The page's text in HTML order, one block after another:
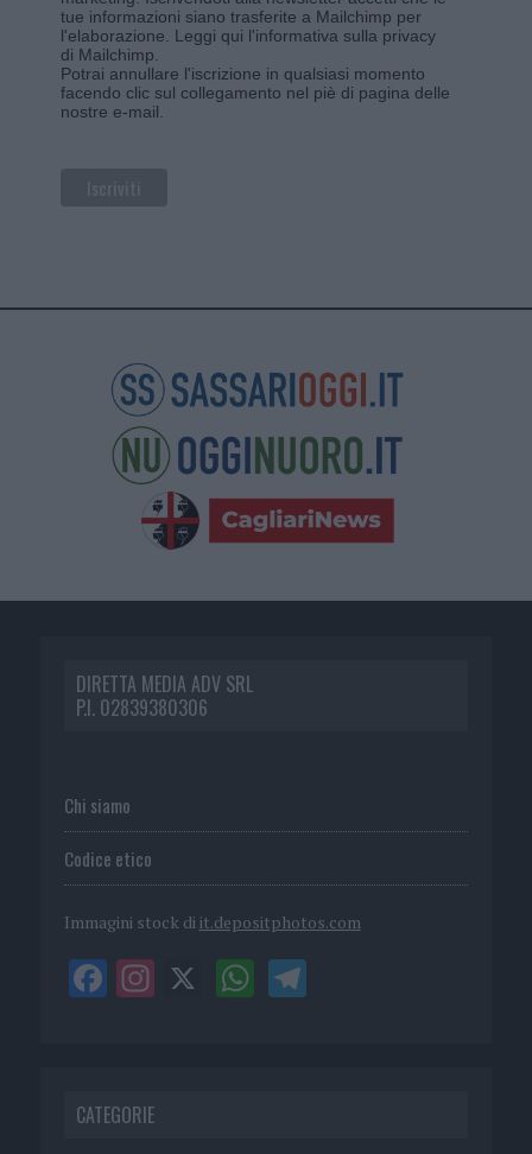
tue informazioni siano trasferite a Mailchimp per
l'elaborazione. Leggi qui l'informativa sulla privacy
di Mailchimp
Potrai annullare l'iscrizione in qualsiasi momento
facendo clic sul collegamento nel piè di pagina delle
nostre e-mail.
DIRETTA MEDIA ADV SRL
P.I. 02839380306
Chi siamo
Codice etico
Immagini stock di it.depositphotos.com
CATEGORIE